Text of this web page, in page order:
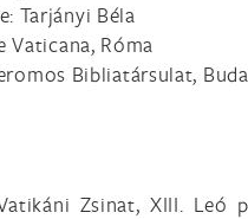
Tarjányi Béla
Róma
Bibliatársulat,
Zsinat, XIII. Leó